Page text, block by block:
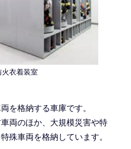
火衣着装室
を格納する車庫です。
両のほか、大規模災害や特
殊車両を格納しています。